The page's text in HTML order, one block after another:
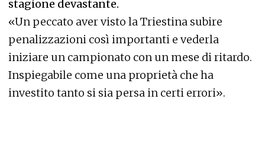
stagione devastante.
«Un peccato aver visto la Triestina subire
penalizzazioni così importanti e vederla
iniziare un campionato con un mese di ritardo.
Inspiegabile come una proprietà che ha
investito tanto si sia persa in certi errori».